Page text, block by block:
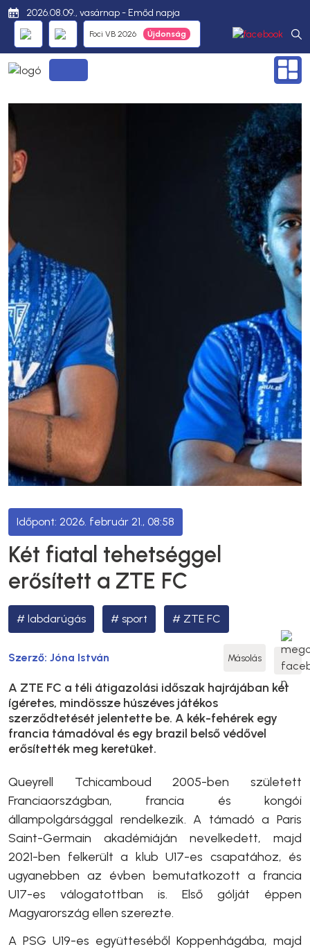
2026.08.09., vasárnap - Emőd napja
Foci VB 2026
2026. február 21., 08:58
Két fiatal tehetséggel
erősített a ZTE FC
labdarúgás sport ZTE FC
Szerző: Jóna István Másolás
A ZTE FC a téli átigazolási időszak hajrájában két
ígéretes, mindössze húszéves játékos
szerződtetését jelentette be. A kék-fehérek egy
francia támadóval és egy brazil belső védővel
erősítették meg keretüket.
Queyrell Tchicamboud 2005-ben született
Franciaországban, francia és kongói
állampolgársággal rendelkezik. A támadó a Paris
Saint-Germain akadémiáján nevelkedett, majd
2021-ben felkerült a klub U17-es csapatához, és
ugyanebben az évben bemutatkozott a francia
U17-es válogatottban is. Első gólját éppen
Magyarország ellen szerezte.
A PSG U19-es együtteséből Koppenhágába, majd